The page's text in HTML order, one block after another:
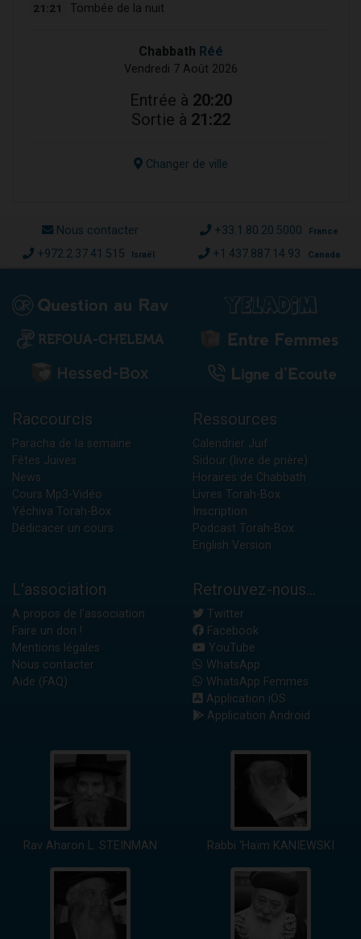
21:21 Tombée de la nuit
Chabbath Réé
Vendredi 7 Août 2026
Entrée à 20:20
Sortie à 21:22
Changer de ville
Nous contacter +33.1.80.20.5000 France
+972.2.37.41.515 Israël +1.437.887.14.93 Canada
Raccourcis
Paracha de la semaine
Fêtes Juives
News
Cours Mp3-Vidéo
Yéchiva Torah-Box
Dédicacer un cours
Ressources
Calendrier Juif
Sidour (livre de prière)
Horaires de Chabbath
Livres Torah-Box
Inscription
Podcast Torah-Box
English Version
L'association
A propos de l'association
Faire un don !
Mentions légales
Nous contacter
Aide (FAQ)
Retrouvez-nous...
Twitter
Facebook
YouTube
WhatsApp
WhatsApp Femmes
Application iOS
Application Android
Rav Aharon L. STEINMAN Rabbi 'Haïm KANIEWSKI